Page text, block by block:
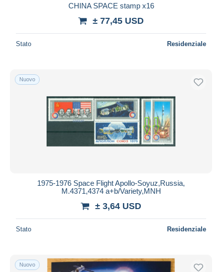
CHINA SPACE stamp x16
± 77,45 USD
Stato Residenziale
Nuovo
1975-1976 Space Flight Apollo-Soyuz,Russia,
M.4371,4374 a+b/Variety,MNH
± 3,64 USD
Stato Residenziale
Nuovo